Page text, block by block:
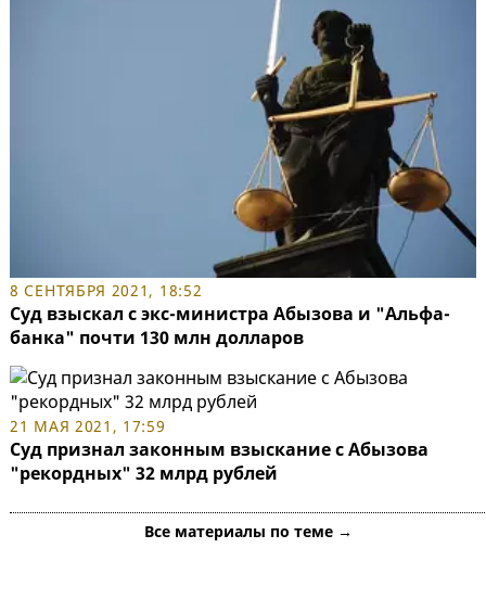
8 СЕНТЯБРЯ 2021, 18:52
Суд взыскал с экс-министра Абызова и "Альфа-
банка" почти 130 млн долларов
21 МАЯ 2021, 17:59
Суд признал законным взыскание с Абызова
"рекордных" 32 млрд рублей
Все материалы по теме →